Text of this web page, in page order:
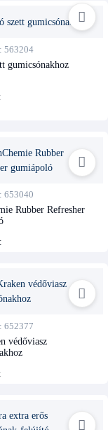
563204
gumicsónakhoz
653040
Rubber Refresher
652377
védőviasz